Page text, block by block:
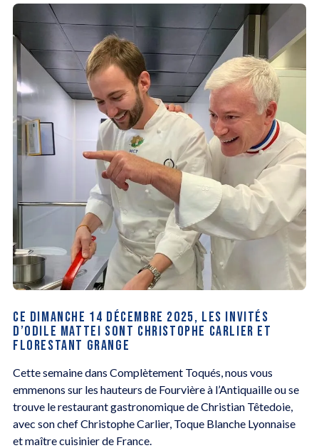
CE DIMANCHE 14 DÉCEMBRE 2025, LES INVITÉS
D’ODILE MATTEI SONT CHRISTOPHE CARLIER ET
FLORESTANT GRANGE
Cette semaine dans Complètement Toqués, nous vous
emmenons sur les hauteurs de Fourvière à l’Antiquaille ou se
trouve le restaurant gastronomique de Christian Têtedoie,
avec son chef Christophe Carlier, Toque Blanche Lyonnaise
et maître cuisinier de France.